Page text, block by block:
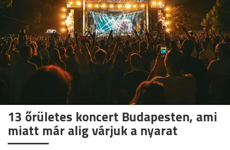
13 őrületes koncert Budapesten, ami
miatt már alig várjuk a nyarat